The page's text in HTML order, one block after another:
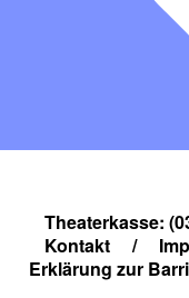
Theaterkasse:
Kontakt
/
Erklärung zur